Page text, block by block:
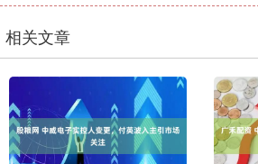
相关文章